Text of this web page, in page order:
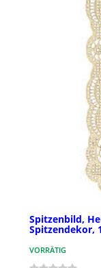
Spitzenbild,
Spitzendekor,
VORRÄTIG